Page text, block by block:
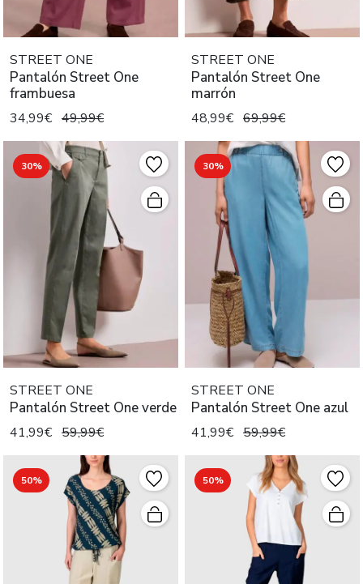
STREET ONE
Pantalón Street One
frambuesa
34,99€ 49,99€
STREET ONE
Pantalón Street One
marrón
48,99€ 69,99€
30%
STREET ONE
Pantalón Street One verde
41,99€ 59,99€
30%
STREET ONE
Pantalón Street One azul
41,99€ 59,99€
50% 50%